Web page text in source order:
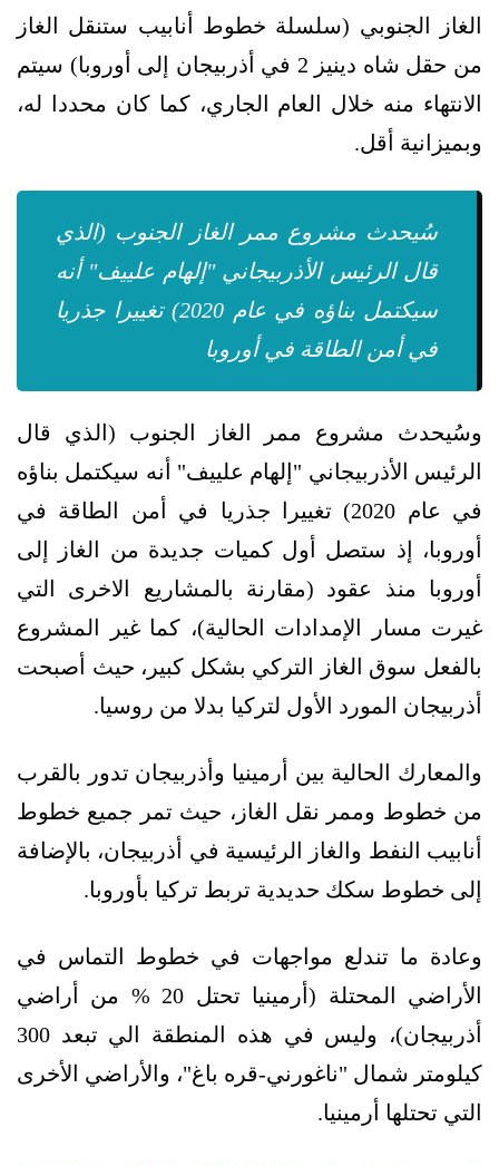
الغاز الجنوبي (سلسلة خطوط أنابيب ستنقل الغاز
من حقل شاه دينيز 2 في أذربيجان إلى أوروبا) سيتم
الانتهاء منه خلال العام الجاري، كما كان محددا له،
وبميزانية أقل.
سُيحدث مشروع ممر الغاز الجنوب (الذي
قال الرئيس الأذربيجاني "إلهام علييف" أنه
سيكتمل بناؤه في عام 2020) تغييرا جذريا
في أمن الطاقة في أوروبا
وسُيحدث مشروع ممر الغاز الجنوب (الذي قال
الرئيس الأذربيجاني "إلهام علييف" أنه سيكتمل بناؤه
في عام 2020) تغييرا جذريا في أمن الطاقة في
أوروبا، إذ ستصل أول كميات جديدة من الغاز إلى
أوروبا منذ عقود (مقارنة بالمشاريع الاخرى التي
غيرت مسار الإمدادات الحالية)، كما غير المشروع
بالفعل سوق الغاز التركي بشكل كبير، حيث أصبحت
أذربيجان المورد الأول لتركيا بدلا من روسيا.
والمعارك الحالية بين أرمينيا وأذربيجان تدور بالقرب
من خطوط وممر نقل الغاز، حيث تمر جميع خطوط
أنابيب النفط والغاز الرئيسية في أذربيجان، بالإضافة
إلى خطوط سكك حديدية تربط تركيا بأوروبا.
وعادة ما تندلع مواجهات في خطوط التماس في
الأراضي المحتلة (أرمينيا تحتل 20 % من أراضي
أذربيجان)، وليس في هذه المنطقة الي تبعد 300
كيلومتر شمال "ناغورني-قره باغ"، والأراضي الأخرى
التي تحتلها أرمينيا.